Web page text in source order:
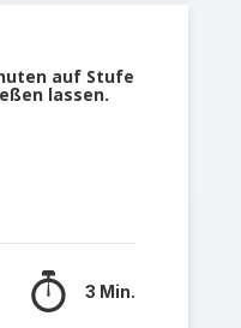
auf Stufe
lassen.
3 Min.